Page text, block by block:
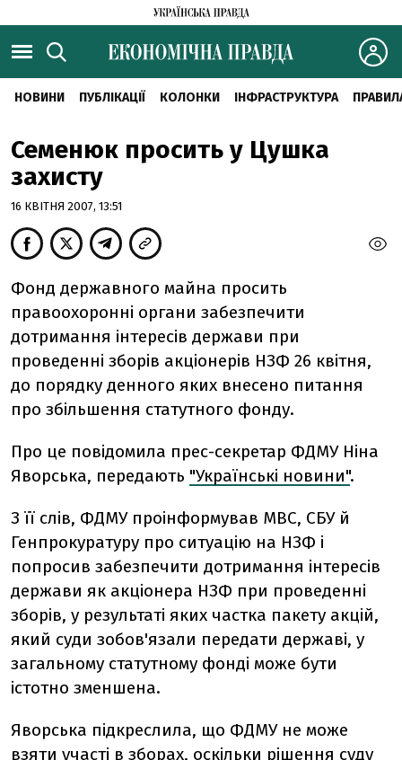
НОВИНИ ПУБЛІКАЦІЇ КОЛОНКИ ІНФРАСТРУКТУРА
Семенюк просить у Цушка
захисту
16 КВІТНЯ 2007, 13:51
Фонд державного майна просить
правоохоронні органи забезпечити
дотримання інтересів держави при
проведенні зборів акціонерів НЗФ 26 квітня,
до порядку денного яких внесено питання
про збільшення статутного фонду.
Про це повідомила прес-секретар ФДМУ Ніна
Яворська, передають "Українські новини".
З її слів, ФДМУ проінформував МВС, СБУ й
Генпрокуратуру про ситуацію на НЗФ і
попросив забезпечити дотримання інтересів
держави як акціонера НЗФ при проведенні
зборів, у результаті яких частка пакету акцій,
який суди зобов'язали передати державі, у
загальному статутному фонді може бути
істотно зменшена.
Яворська підкреслила, що ФДМУ не може
взяти участі в зборах, оскільки рішення суду